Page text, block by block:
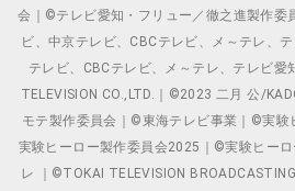
会｜©テレビ愛知・フリュー／徹之進製作
ビ、中京テレビ、CBCテレビ、メ～テレ、
テレビ、CBCテレビ、メ～テレ、テレビ
TELEVISION CO.,LTD.｜©2023 二月 公/
モテ製作委員会｜©東海テレビ事業｜©実
実験ヒーロー製作委員会2025｜©実験ヒー
レ ｜©TOKAI TELEVISION